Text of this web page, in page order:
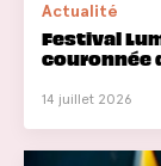
Actualité
Festival
couronnée
14 juillet 2026